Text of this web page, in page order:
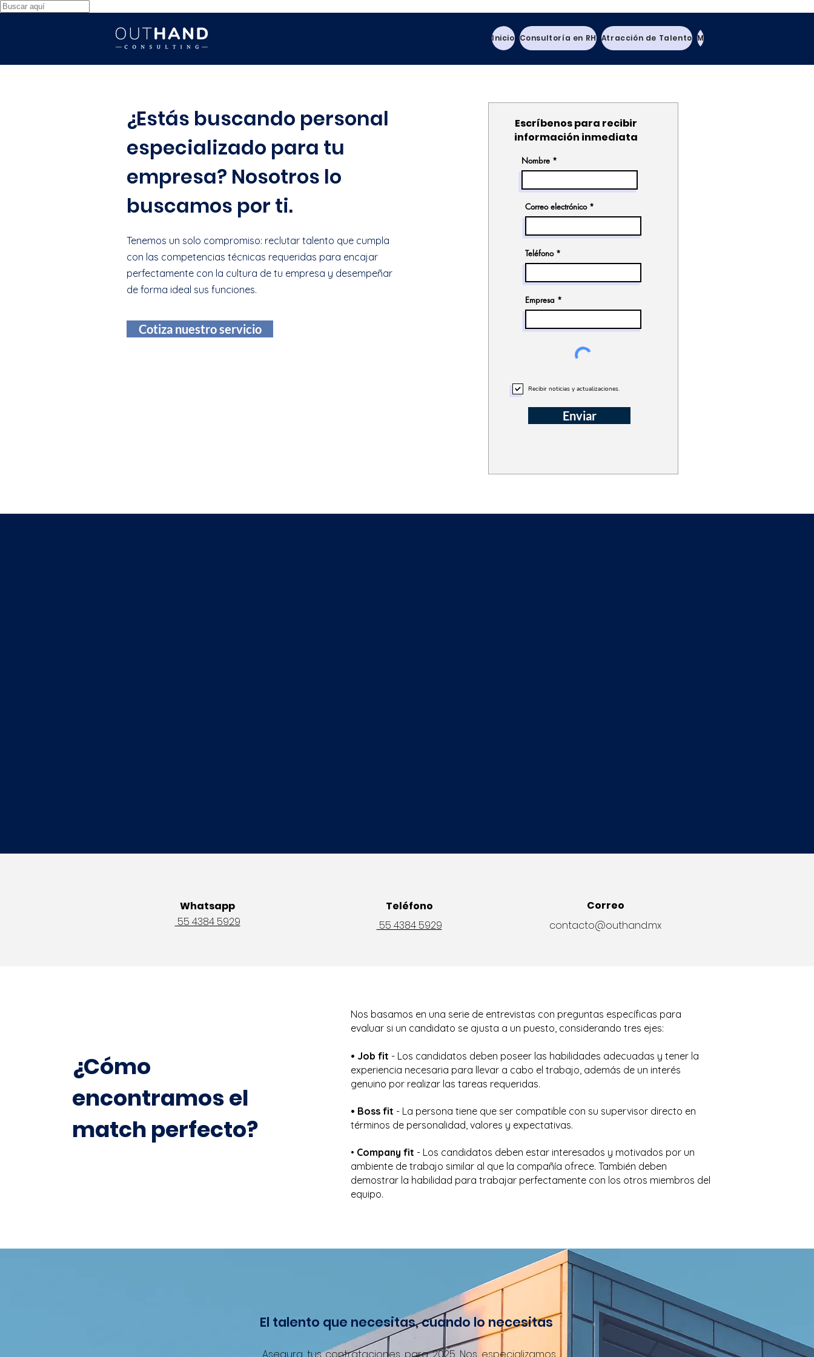
Inicio Consultoría en RH Atracción de Talento Maquila de Nómina
¿Estás buscando personal
especializado para tu
empresa? Nosotros lo
buscamos por ti.
Tenemos un solo compromiso: reclutar talento que cumpla
con las competencias técnicas requeridas para encajar
perfectamente con la cultura de tu empresa y desempeñar
de forma ideal sus funciones.
Cotiza nuestro servicio
Escríbenos para recibir
información inmediata
Nombre
Correo electrónico
Teléfono
Empresa
Recibir noticias y actualizaciones.
Enviar
Whatsapp
55 4384 5929
Teléfono
55 4384 5929
Correo
contacto@outhand.mx
¿Cómo
encontramos el
match perfecto?
Nos basamos en una serie de entrevistas con preguntas específicas para
evaluar si un candidato se ajusta a un puesto, considerando tres ejes:
• Job fit - Los candidatos deben poseer las habilidades adecuadas y tener la
experiencia necesaria para llevar a cabo el trabajo, además de un interés
genuino por realizar las tareas requeridas.
• Boss fit - La persona tiene que ser compatible con su supervisor directo en
términos de personalidad, valores y expectativas.
• Company fit - Los candidatos deben estar interesados y motivados por un
ambiente de trabajo similar al que la compañía ofrece. También deben
demostrar la habilidad para trabajar perfectamente con los otros miembros del
equipo.
El talento que necesitas, cuando lo necesitas